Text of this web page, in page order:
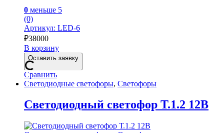
0 меньше 5
(0)
Артикул: LED-6
₽38000
В корзину
Оставить заявку
Сравнить
Светодиодные светофоры, Светофоры
Светодиодный светофор Т.1.2 12В